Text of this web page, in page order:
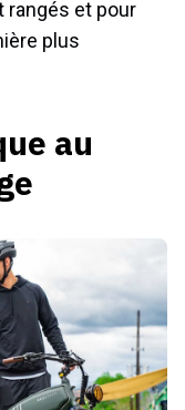
rangés et pour
plus
au